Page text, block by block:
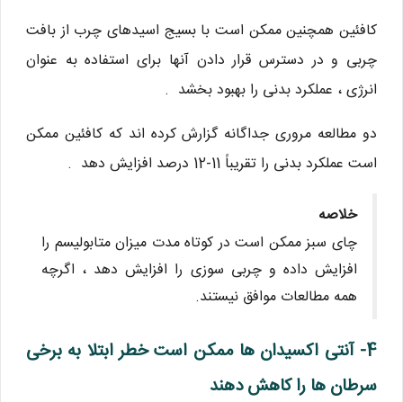
کافئین همچنین ممکن است با بسیج اسیدهای چرب از بافت
چربی و در دسترس قرار دادن آنها برای استفاده به عنوان
انرژی ، عملکرد بدنی را بهبود بخشد .
دو مطالعه مروری جداگانه گزارش کرده اند که کافئین ممکن
است عملکرد بدنی را تقریباً 11-12 درصد افزایش دهد .
خلاصه
چای سبز ممکن است در کوتاه مدت میزان متابولیسم را
افزایش داده و چربی سوزی را افزایش دهد ، اگرچه
همه مطالعات موافق نیستند.
4- آنتی اکسیدان ها ممکن است خطر ابتلا به برخی
سرطان ها را کاهش دهند